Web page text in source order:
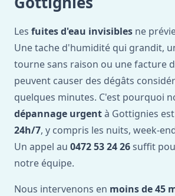
Les fuites d'eau invisibles ne
Une tache d'humidité qui grandit,
tourne sans raison ou une facture
peuvent causer des dégâts
quelques minutes. C'est pourquoi
dépannage urgentà Gottignies
24h/7, y compris les nuits, week-
Un appel au 0472 53 24 26 suffit
notre équipe.
Nous intervenons en moins de 45